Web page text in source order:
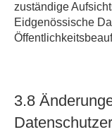
zuständige
Eidgenössische
3.8